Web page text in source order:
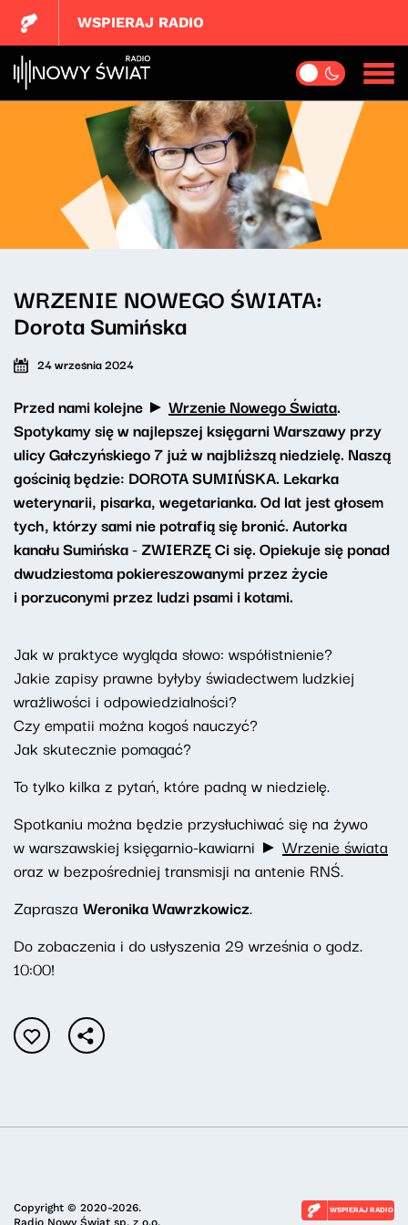
WSPIERAJ RADIO
WRZENIE NOWEGO ŚWIATA:
Dorota Sumińska
24 września 2024
Przed nami kolejne ► Wrzenie Nowego Świata.
Spotykamy się w najlepszej księgarni Warszawy przy
ulicy Gałczyńskiego 7 już w najbliższą niedzielę. Naszą
gościnią będzie: DOROTA SUMIŃSKA. Lekarka
weterynarii, pisarka, wegetarianka. Od lat jest głosem
tych, którzy sami nie potrafią się bronić. Autorka
kanału Sumińska - ZWIERZĘ Ci się. Opiekuje się ponad
dwudziestoma pokiereszowanymi przez życie
i porzuconymi przez ludzi psami i kotami.
Jak w praktyce wygląda słowo: współistnienie?
Jakie zapisy prawne byłyby świadectwem ludzkiej
wrażliwości i odpowiedzialności?
Czy empatii można kogoś nauczyć?
Jak skutecznie pomagać?
To tylko kilka z pytań, które padną w niedzielę.
Spotkaniu można będzie przysłuchiwać się na żywo
w warszawskiej księgarnio-kawiarni ► Wrzenie świata
oraz w bezpośredniej transmisji na antenie RNŚ.
Zaprasza Weronika Wawrzkowicz.
Do zobaczenia i do usłyszenia 29 września o godz.
10:00!
Copyright © 2020-2026.
WSPIERAJ RADIO